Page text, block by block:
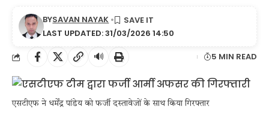
LAST UPDATED: 31/03/2026 14:50
BYSAVAN NAYAK
🔊 5 MIN READ
एसटीएफ ने धर्मेंद्र पांडेय को फर्जी दस्तावेजों के साथ किया गिरफ्तार